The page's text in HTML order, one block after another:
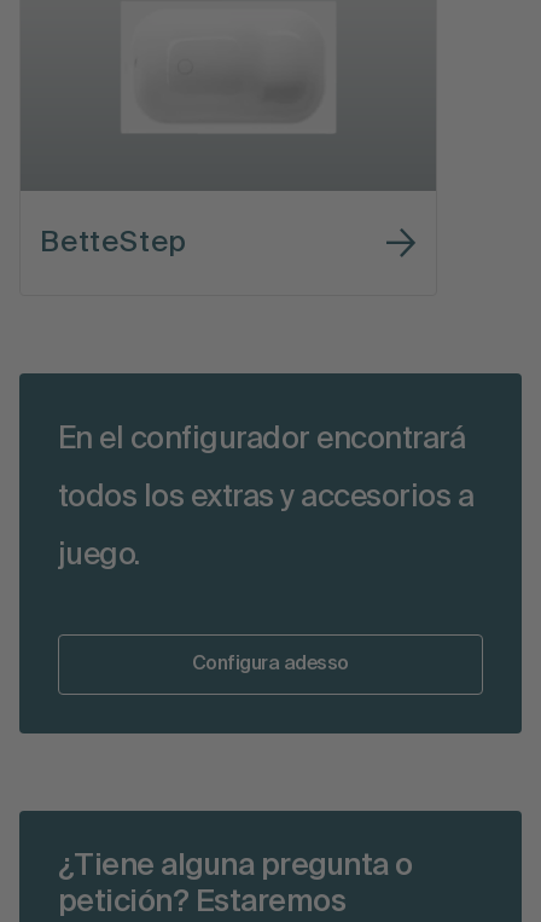
BetteStep
En el configurador encontrará
todos los extras y accesorios a
juego.
Configura adesso
¿Tiene alguna pregunta o
petición? Estaremos